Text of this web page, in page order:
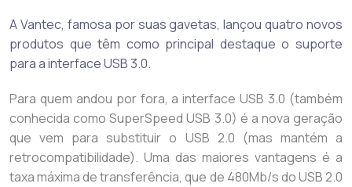
A Vantec, famosa por suas gavetas, lançou quatro novos
produtos que têm como principal destaque o suporte
para a interface USB 3.0.
Para quem andou por fora, a interface USB 3.0 (também
conhecida como SuperSpeed USB 3.0) é a nova geração
que vem para substituir o USB 2.0 (mas mantém a
retrocompatibilidade). Uma das maiores vantagens é a
taxa máxima de transferência, que de 480Mb/s do USB 2.0